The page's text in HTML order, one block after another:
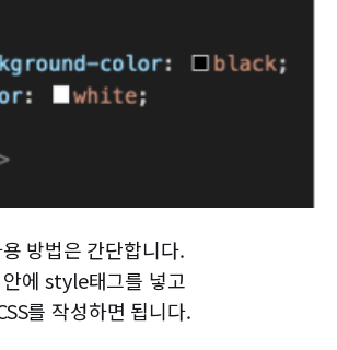
방법은 간단합니다.
에 style태그를 넣고
를 작성하면 됩니다.